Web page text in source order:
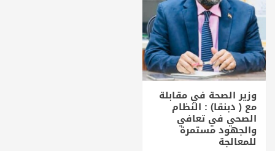
وزير الصحة في مقابلة
مع ( دبنقا) : النظام
الصحي في تعافي
والجهود مستمرة
للمعالجة